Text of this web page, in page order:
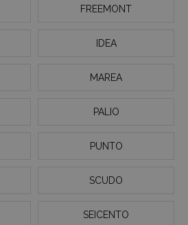
FREEMONT
IDEA
MAREA
PALIO
PUNTO
SCUDO
SEICENTO